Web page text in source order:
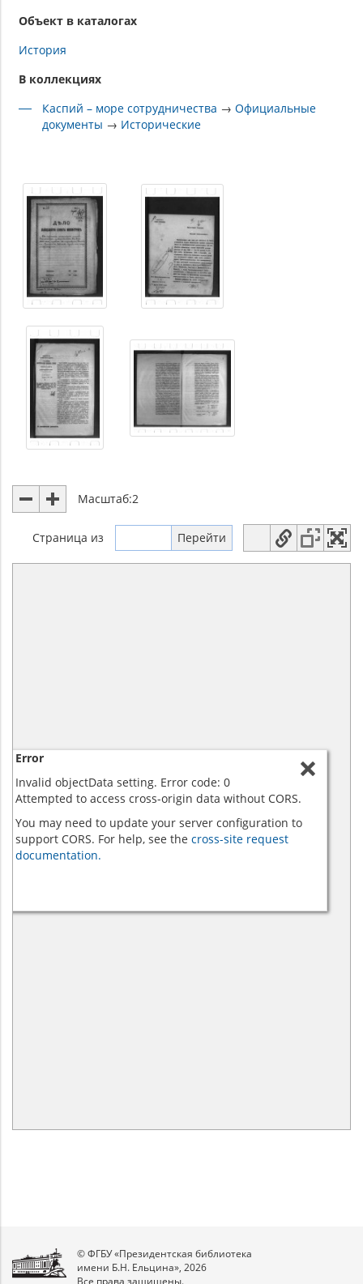
Объект в каталогах
История
В коллекциях
Каспий – море сотрудничества →Официальные
документы → Исторические
Масштаб:2
Страница из
Error
Invalid objectData setting. Error code: 0
Attempted to access cross-origin data without CORS.
You may need to update your server configuration to
support CORS. For help, see the cross-site request
documentation.
© ФГБУ «Президентская библиотека
имени Б.Н. Ельцина», 2026
Все права защищены.